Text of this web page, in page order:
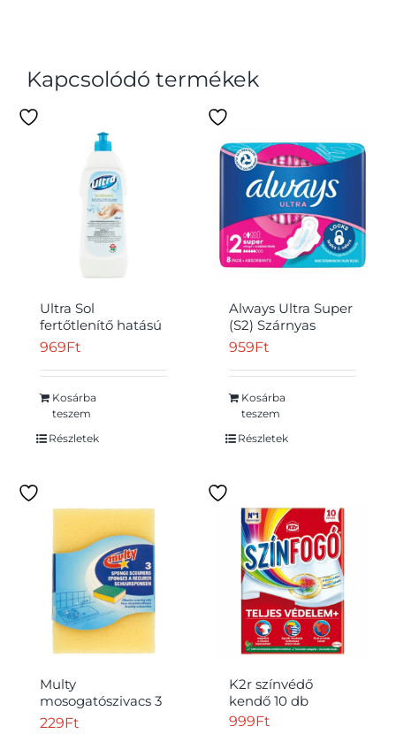
Kapcsolódó termékek
Ultra Sol
fertőtlenítő hatású
kéztisztítószer 500
969Ft
Kosárba
teszem
Részletek
Always Ultra Super
(S2) Szárnyas
Egészségügyi
959Ft
Kosárba
teszem
Részletek
Multy
mosogatószivacs 3
db
229Ft
K2r színvédő
kendő 10 db
999Ft